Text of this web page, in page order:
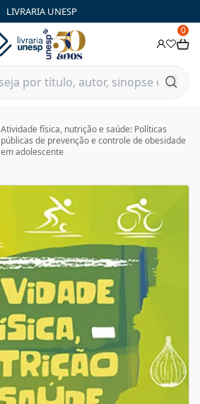
LIVRARIA UNESP
0
Atividade física, nutrição e saúde: Políticas
públicas de prevenção e controle de obesidade
em adolescente